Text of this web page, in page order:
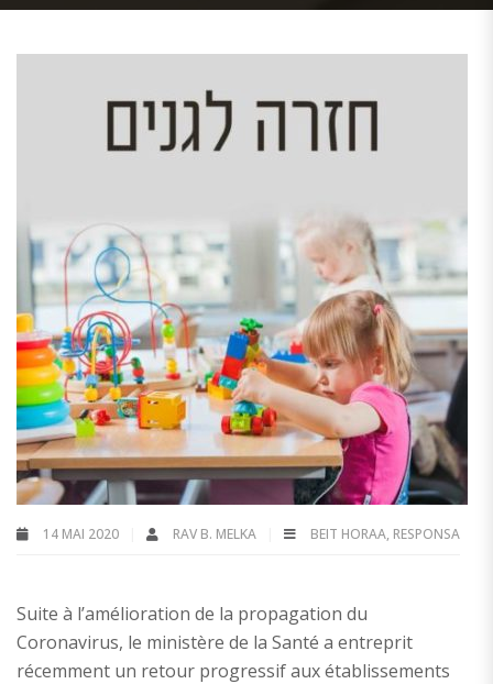
14 MAI 2020 RAV B. MELKA BEIT HORAA, RESPONSA
Suite à l’amélioration de la propagation du
Coronavirus, le ministère de la Santé a entreprit
récemment un retour progressif aux établissements